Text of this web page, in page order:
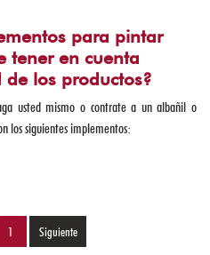
para pintar
tener en cuenta
los productos?
usted mismo o contrate a un albañil o
los siguientes implementos:
1(current)